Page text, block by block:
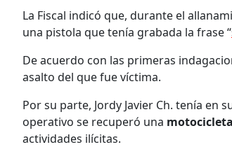
La Fiscal indicó que, durante el
una pistola que tenía grabada la frase “
De acuerdo con las primeras
asalto del que fue víctima.
Por su parte, Jordy Javier Ch. tenía en
operativo se recuperó una
actividades ilícitas.